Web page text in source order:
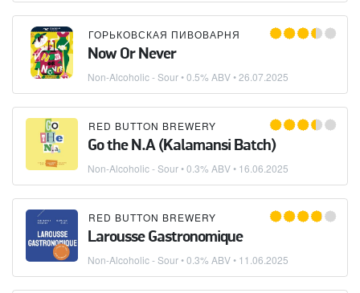
ГОРЬКОВСКАЯ ПИВОВАРНЯ
Now Or Never
Non-Alcoholic - Sour• 0.5% ABV •26.07.2025
RED BUTTON BREWERY
Go the N.A (Kalamansi Batch)
Non-Alcoholic - Sour• 0.3% ABV • 16.06.2025
RED BUTTON BREWERY
Larousse Gastronomique
Non-Alcoholic - Sour• 0.3% ABV • 11.06.2025